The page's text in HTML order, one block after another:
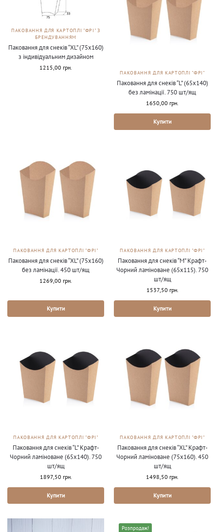
ПАКОВАННЯ ДЛЯ КАРТОПЛІ "ФРІ" З
БРЕНДУВАННЯМ
Паковання для снеків “ХL” (75х160)
з індивідуальним дизайном
1215,00 грн.
ПАКОВАННЯ ДЛЯ КАРТОПЛІ "ФРІ"
Паковання для снеків “L” (65х140)
без ламінації. 750 шт/ящ
1650,00 грн.
Купити
ПАКОВАННЯ ДЛЯ КАРТОПЛІ "ФРІ"
Паковання для снеків “XL” (75х160)
без ламінації. 450 шт/ящ
1269,00 грн.
Купити
ПАКОВАННЯ ДЛЯ КАРТОПЛІ "ФРІ"
Паковання для снеків “М” Крафт-
Чорний ламіноване (65х115). 750
шт/ящ
1537,50 грн.
Купити
ПАКОВАННЯ ДЛЯ КАРТОПЛІ "ФРІ"
Паковання для снеків “L” Крафт-
Чорний ламіноване (65х140). 750
шт/ящ
1897,50 грн.
Купити
ПАКОВАННЯ ДЛЯ КАРТОПЛІ "ФРІ"
Паковання для снеків “XL” Крафт-
Чорний ламіноване (75х160). 450
шт/ящ
1498,50 грн.
Купити
Розпродаж!